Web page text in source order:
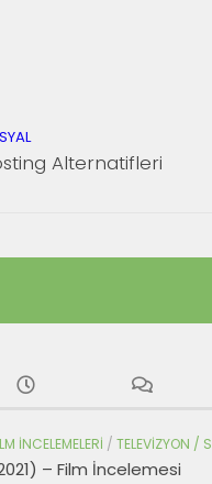
Alternatifleri
İNCELEMELERI / TELEVIZYON /
– Film İncelemesi